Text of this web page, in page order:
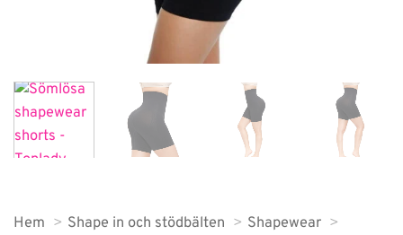
Hem Shape in och stödbälten
Shapewear